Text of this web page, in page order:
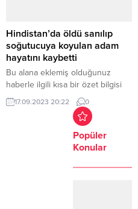
Hindistan’da öldü sanılıp
soğutucuya koyulan adam
hayatını kaybetti
Bu alana eklemiş olduğunuz
haberle ilgili kısa bir özet bilgisi
ekleyebilirsiniz. Bu metin yazı
düzenleme sayfasında “Özet”
bölümünden eklenebilir. Özet
eklenmişse başlık altında kalın
olarak bu şekilde gösterilir,
17.09.2023 20:22 0
Popüler
Konular